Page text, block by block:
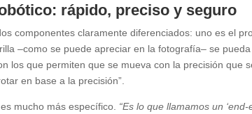
rápido, preciso y seguro
componentes claramente diferenciados: uno es el
–como se puede apreciar en la fotografía– se
los que permiten que se mueva con la precisión que
en base a la precisión”.
mucho más específico. “Es lo que llamamos un